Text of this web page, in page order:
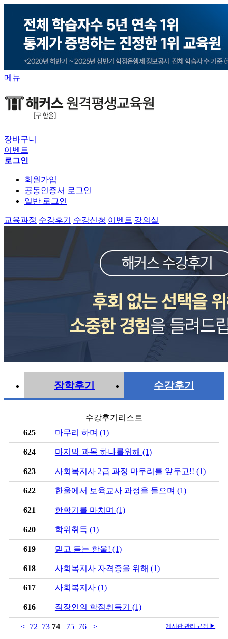
메뉴
장바구니
이벤트
로그인
회원가입
공동인증서 로그인
일반 로그인
교육과정 수강후기 수강신청 이벤트 강의실
장학후기 수강후기
수강후기리스트
625
마무리 하며 (1)
624 마지막 과목 하나를위해 (1)
623 사회복지사 2급 과정 마무리를 앞두고!! (1)
622 한울에서 보육교사 과정을 들으며 (1)
621 한학기를 마치며 (1)
620 학위취득 (1)
619 믿고 듣는 한울! (1)
618 사회복지사 자격증을 위해 (1)
617 사회복지사 (1)
616 직장인의 학점취득기 (1)
< 72 7374 75 76 > 게시판 관리 규정 ▶